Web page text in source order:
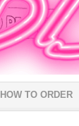
HOW TO ORDER